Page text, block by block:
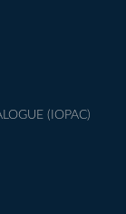
(IOPAC)